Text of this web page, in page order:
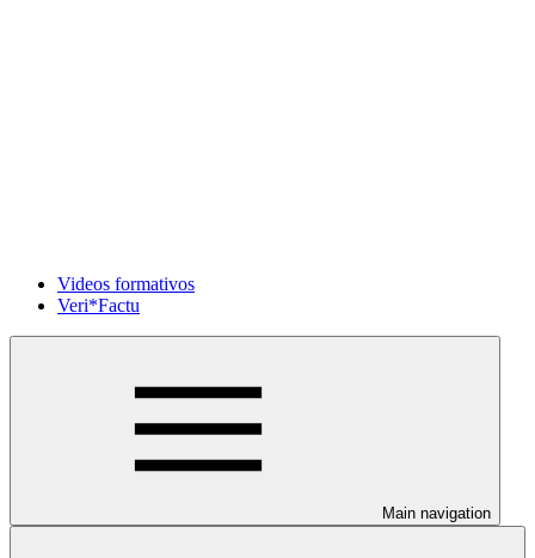
Videos formativos
Veri*Factu
Main navigation